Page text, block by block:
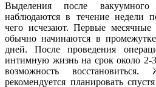
Выделения после
наблюдаются в течение недели
чего исчезают. Первые месячные
обычно начинаются в
дней. После проведения
интимную жизнь на срок около 2-
возможность восстановиться.
рекомендуется планировать